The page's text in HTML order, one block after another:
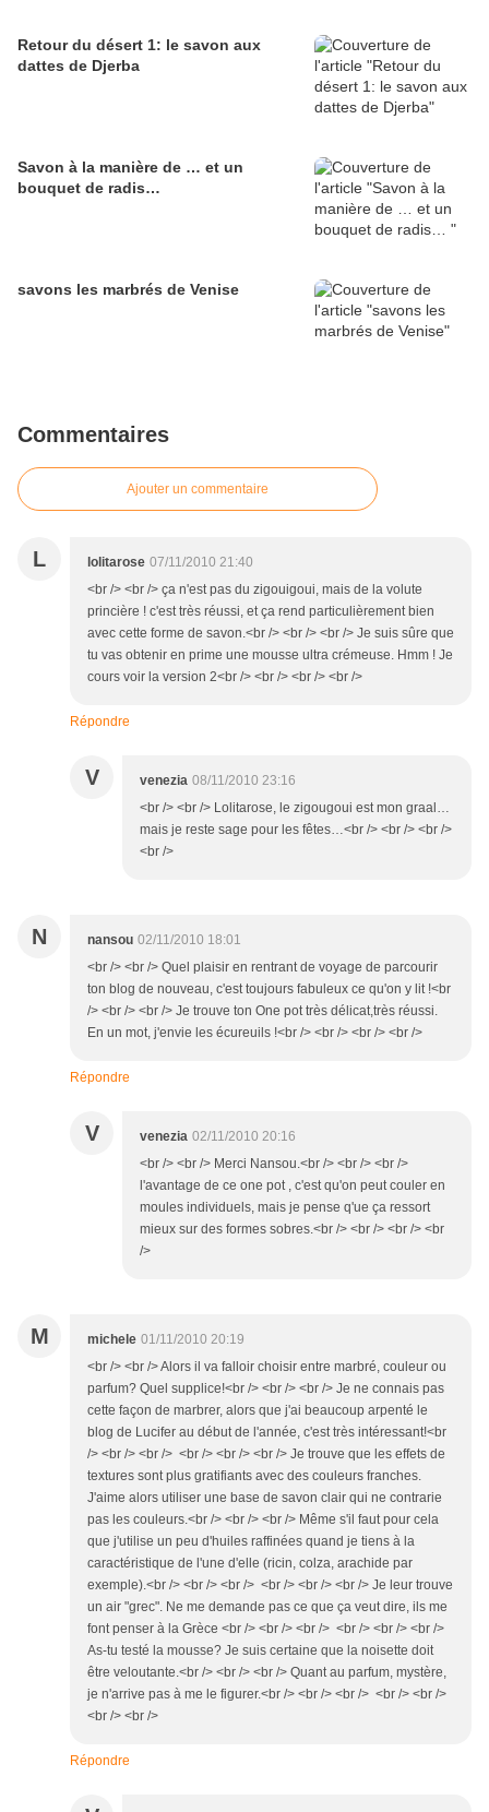
Retour du désert 1: le savon aux
dattes de Djerba
Savon à la manière de … et un
bouquet de radis…
savons les marbrés de Venise
Commentaires
Ajouter un commentaire
L lolitarose 07/11/2010 21:40
<br /> <br /> ça n'est pas du zigouigoui, mais de la volute
princière ! c'est très réussi, et ça rend particulièrement bien
avec cette forme de savon.<br /> <br /> <br /> Je suis sûre que
tu vas obtenir en prime une mousse ultra crémeuse. Hmm ! Je
cours voir la version 2<br /> <br /> <br /> <br />
Répondre
V venezia 08/11/2010 23:16
<br /> <br /> Lolitarose, le zigougoui est mon graal…
mais je reste sage pour les fêtes…<br /> <br /> <br />
<br />
N nansou 02/11/2010 18:01
<br /> <br /> Quel plaisir en rentrant de voyage de parcourir
ton blog de nouveau, c'est toujours fabuleux ce qu'on y lit !<br
/> <br /> <br /> Je trouve ton One pot très délicat,très réussi.
En un mot, j'envie les écureuils !<br /> <br /> <br /> <br />
Répondre
V venezia 02/11/2010 20:16
<br /> <br /> Merci Nansou.<br /> <br /> <br />
l'avantage de ce one pot , c'est qu'on peut couler en
moules individuels, mais je pense q'ue ça ressort
mieux sur des formes sobres.<br /> <br /> <br /> <br
/>
M michele 01/11/2010 20:19
<br /> <br /> Alors il va falloir choisir entre marbré, couleur ou
parfum? Quel supplice!<br /> <br /> <br /> Je ne connais pas
cette façon de marbrer, alors que j'ai beaucoup arpenté le
blog de Lucifer au début de l'année, c'est très intéressant!<br
/> <br /> <br /> <br /> <br /> <br /> Je trouve que les effets de
textures sont plus gratifiants avec des couleurs franches.
J'aime alors utiliser une base de savon clair qui ne contrarie
pas les couleurs.<br /> <br /> <br /> Même s'il faut pour cela
que j'utilise un peu d'huiles raffinées quand je tiens à la
caractéristique de l'une d'elle (ricin, colza, arachide par
exemple).<br /> <br /> <br /> <br /> <br /> <br /> Je leur trouve
un air "grec". Ne me demande pas ce que ça veut dire, ils me
font penser à la Grèce <br /> <br /> <br /> <br /> <br /> <br />
As-tu testé la mousse? Je suis certaine que la noisette doit
être veloutante.<br /> <br /> <br /> Quant au parfum, mystère,
je n'arrive pas à me le figurer.<br /> <br /> <br /> <br /> <br />
<br /> <br />
Répondre